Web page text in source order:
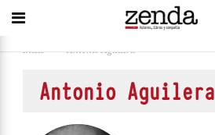
Inicio > Antonio Aguilera
Antonio Aguilera